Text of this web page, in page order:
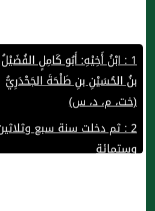
1 : ابْنُ أَخِيْهِ: أَبُو كَامِلٍ الفُضَيْلُ
بنُ الحُسَيْنِ بنِ طَلْحَةَ الجَحْدَرِيُّ
(خت، م، د، س)
2 : ثم دخلت سنة سبع وثلاثين
وستمائة
3 : مَحْمُوْدُ بنُ مُحَمَّدِ بنِ مَنُّوْيَه